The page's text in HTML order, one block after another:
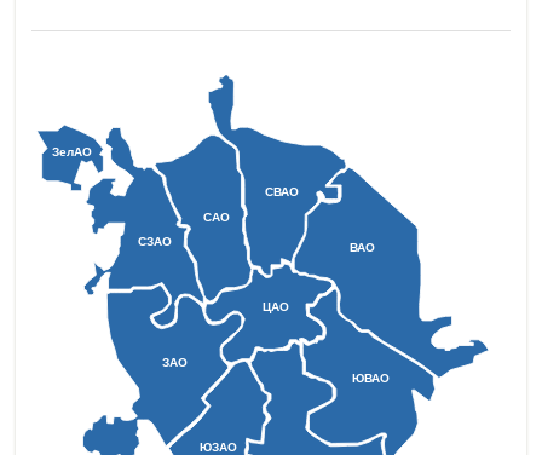
СВАО
ВАО
ЮВАО
ЮЗАО
ЗАО
СЗАО
САО
ЦАО
ЗелАО